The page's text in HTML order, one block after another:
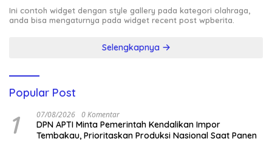
Ini contoh widget dengan style gallery pada kategori olahraga,
anda bisa mengaturnya pada widget recent post wpberita.
Selengkapnya
Popular Post
1 07/08/2026 0 Komentar
DPN APTI Minta Pemerintah Kendalikan Impor
Tembakau, Prioritaskan Produksi Nasional Saat Panen